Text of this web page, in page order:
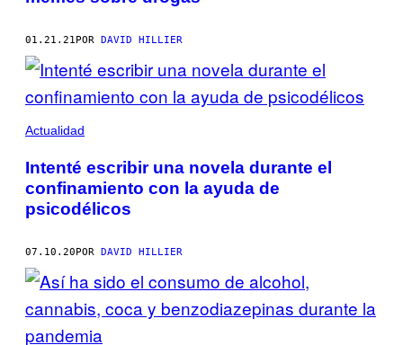
01.21.21POR DAVID HILLIER
Actualidad
Intenté escribir una novela durante el
confinamiento con la ayuda de
psicodélicos
07.10.20POR DAVID HILLIER